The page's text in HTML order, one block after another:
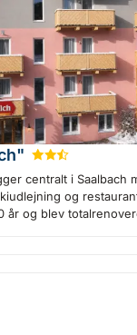
★★
centralt i Saalbach
og
år og blev